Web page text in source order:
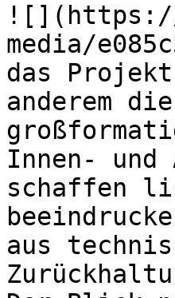
![](https://
media/
das
anderem
Innen- und
schaffen
aus